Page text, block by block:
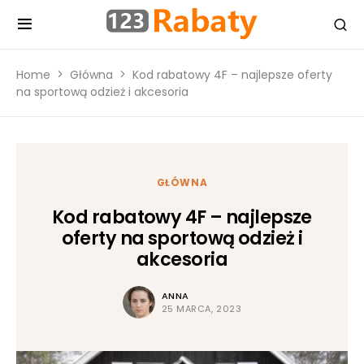
Home Główna
Kod rabatowy 4F – najlepsze oferty
na sportową odzież i akcesoria
GŁÓWNA
Kod rabatowy 4F – najlepsze
oferty na sportową odzież i
akcesoria
ANNA
25 MARCA, 2023